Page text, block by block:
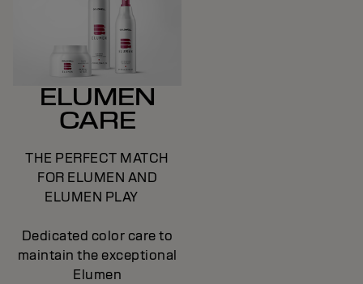
ELUMEN
CARE
THE PERFECT MATCH
FOR ELUMEN AND
ELUMEN PLAY
Dedicated color care to
maintain the exceptional
Elumen